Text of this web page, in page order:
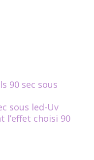
90 sec sous
sous led-Uv
l’effet choisi 90